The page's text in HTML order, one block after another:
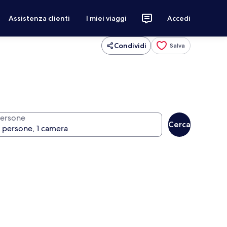
Assistenza clienti I miei viaggi Accedi
Condividi Salva
Cerca